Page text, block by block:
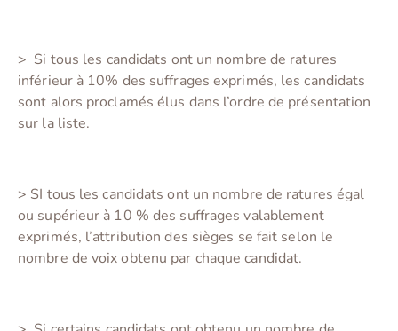
> Si tous les candidats ont un nombre de ratures
inférieur à 10% des suffrages exprimés, les candidats
sont alors proclamés élus dans l’ordre de présentation
sur la liste.
> SI tous les candidats ont un nombre de ratures égal
ou supérieur à 10 % des suffrages valablement
exprimés, l’attribution des sièges se fait selon le
nombre de voix obtenu par chaque candidat.